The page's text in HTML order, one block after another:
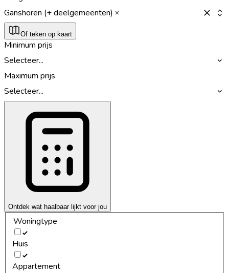
Ganshoren (+ deelgemeenten)
Of teken op kaart
Minimum prijs
Selecteer...
Maximum prijs
Selecteer...
Ontdek wat haalbaar lijkt voor jou
Woningtype
Huis
Appartement